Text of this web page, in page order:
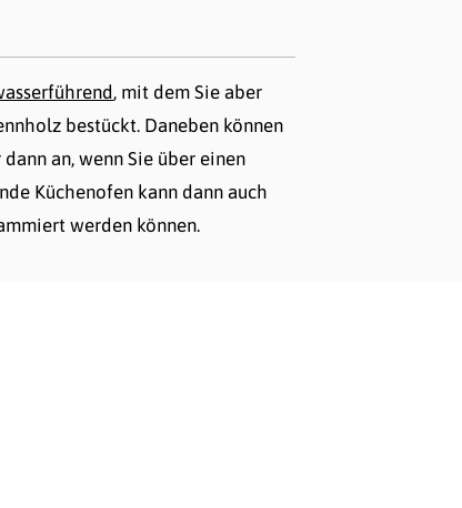
, mit dem Sie aber
bestückt. Daneben können
an, wenn Sie über einen
Küchenofen kann dann auch
werden können.